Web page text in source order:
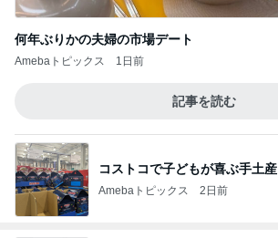
何年ぶりかの夫婦の市場デート
Amebaトピックス 1日前
記事を読む
コストコで子どもが喜ぶ手土産
Amebaトピックス 2日前